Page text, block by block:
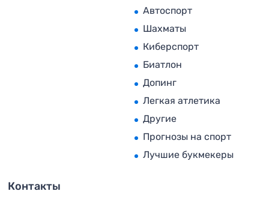
Автоспорт
Шахматы
Киберспорт
Биатлон
Допинг
Легкая атлетика
Другие
Прогнозы на спорт
Лучшие букмекеры
Контакты